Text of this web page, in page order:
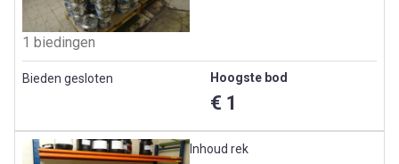
1 biedingen
Bieden gesloten Hoogste bod
€ 1
Inhoud rek